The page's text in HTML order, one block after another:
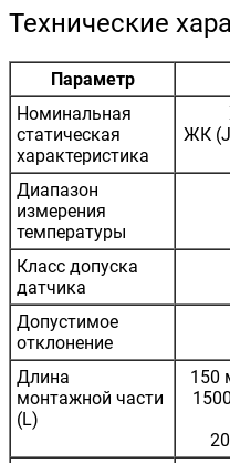
Технические
Параметр
Номинальная
статическая
характеристика
ЖК
Диапазон
измерения
температуры
Класс допуска
датчика
Допустимое
отклонение
Длина
монтажной части
(L)
150